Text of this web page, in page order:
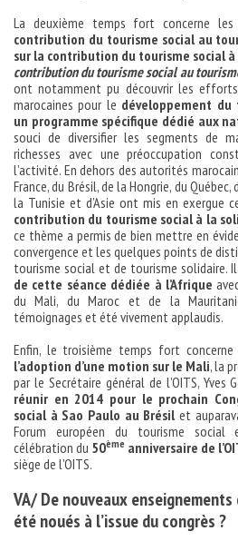
La deuxième temps fort concerne les
contribution du tourisme social au
sur la contribution du tourisme social
contribution du tourisme social au
ont notamment pu découvrir les
marocaines pour le développement du
un programme spécifique dédié aux
souci de diversifier les segments de
richesses avec une préoccupation
l’activité. En dehors des autorités
France, du Brésil, de la Hongrie, du
la Tunisie et d’Asie ont mis en exergue
contribution du tourisme social à la
ce thème a permis de bien mettre en
convergence et les quelques points de
tourisme social et de tourisme solidaire.
de cette séance dédiée à l’Afrique
du Mali, du Maroc et de la
témoignages et été vivement applaudis.
Enfin, le troisième temps fort concerne
l’adoption d’une motion sur le Mali, la
par le Secrétaire général de l’OITS, Yves
réunir en 2014 pour le prochain
social à Sao Paulo au Brésilet
Forum européen du tourisme social
célébration du 50ème anniversaire de
siège de l’OITS.
VA/ De nouveaux
été noués à l’issue du congrès ?